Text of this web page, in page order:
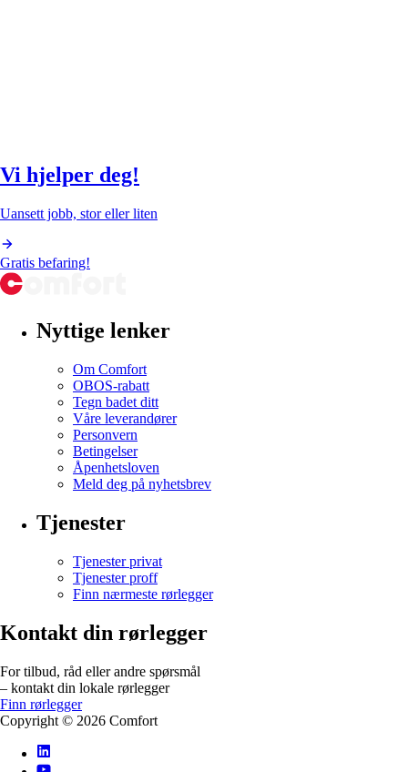
Vi hjelper deg!
Uansett jobb, stor eller liten
Gratis befaring!
Nyttige lenker
Om Comfort
OBOS-rabatt
Tegn badet ditt
Våre leverandører
Personvern
Betingelser
Åpenhetsloven
Meld deg på nyhetsbrev
Tjenester
Tjenester privat
Tjenester proff
Finn nærmeste rørlegger
Kontakt din rørlegger
For tilbud, råd eller andre spørsmål
– kontakt din lokale rørlegger
Finn rørlegger
Copyright © 2026 Comfort